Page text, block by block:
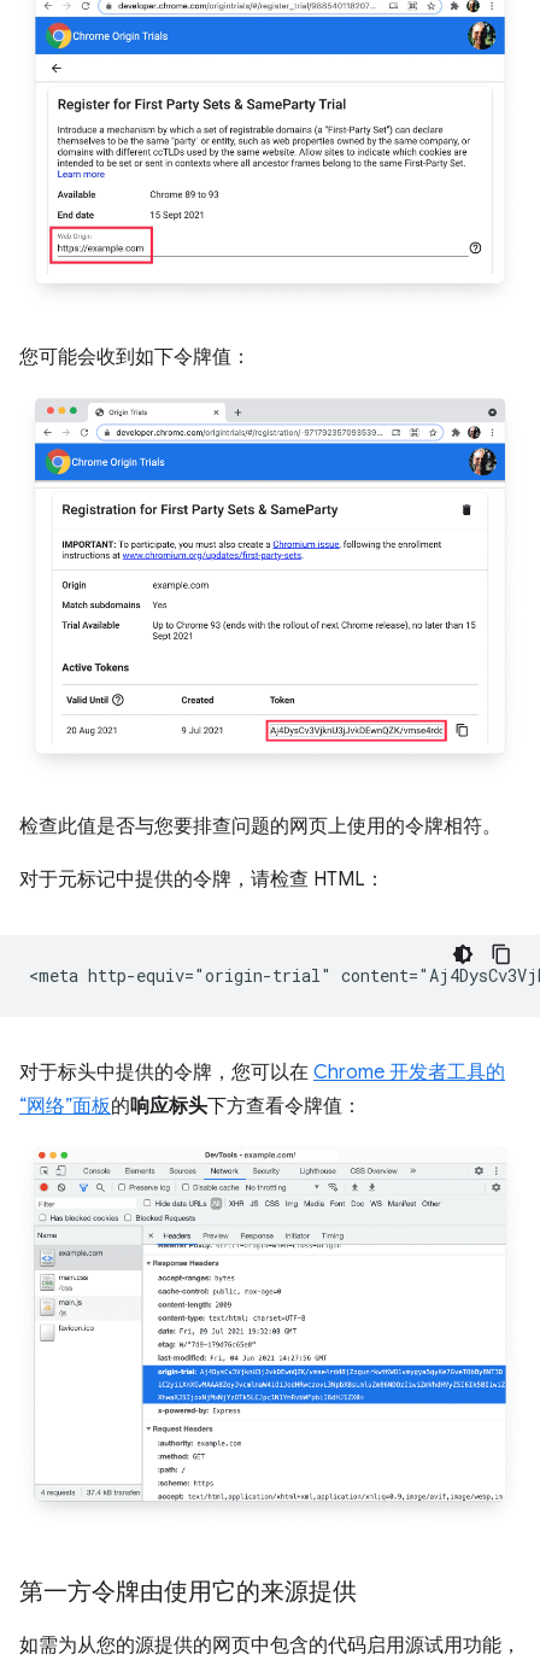
您可能会收到如下令牌值：
检查此值是否与您要排查问题的网页上使用的令牌相符。
对于元标记中提供的令牌，请检查 HTML：
对于标头中提供的令牌，您可以在 Chrome 开发者工具的
“网络”面板的响应标头下方查看令牌值：
第一方令牌由使用它的来源提供
如需为从您的源提供的网页中包含的代码启用源试用功能，